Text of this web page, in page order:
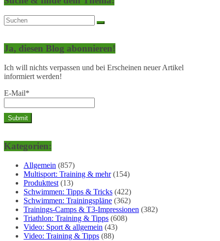
Ja, diesen Blog abonnieren!
Ich will nichts verpassen und bei Erscheinen neuer Artikel
informiert werden!
E-Mail*
Kategorien:
Allgemein (857)
Multisport: Training & mehr(154)
Produkttest (13)
Schwimmen: Tipps & Tricks (422)
Schwimmen: Trainingspläne (362)
Trainings-Camps & T3-Impressionen (382)
Triathlon: Training & Tipps (608)
Video: Sport & allgemein (43)
Video: Training & Tipps (88)